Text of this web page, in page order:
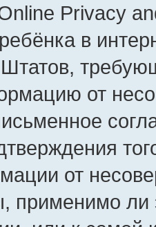
Privacy
в
от
от
применимо ли